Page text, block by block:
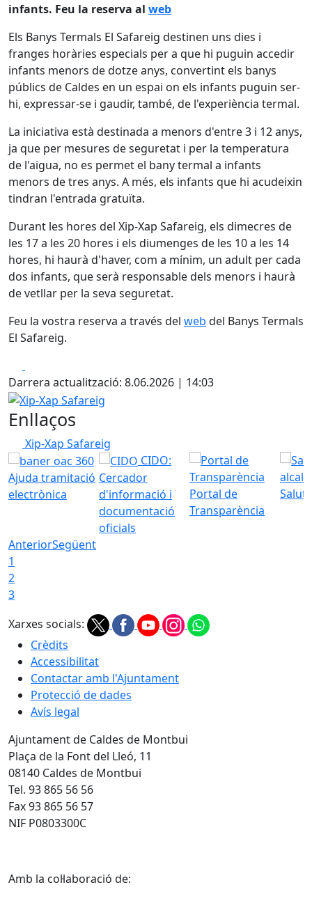
infants. Feu la reserva al web
Els Banys Termals El Safareig destinen uns dies i
franges horàries especials per a que hi puguin accedir
infants menors de dotze anys, convertint els banys
públics de Caldes en un espai on els infants puguin ser-
hi, expressar-se i gaudir, també, de l'experiència termal.
La iniciativa està destinada a menors d'entre 3 i 12 anys,
ja que per mesures de seguretat i per la temperatura
de l'aigua, no es permet el bany termal a infants
menors de tres anys. A més, els infants que hi acudeixin
tindran l'entrada gratuïta.
Durant les hores del Xip-Xap Safareig, els dimecres de
les 17 a les 20 hores i els diumenges de les 10 a les 14
hores, hi haurà d'haver, com a mínim, un adult per cada
dos infants, que serà responsable dels menors i haurà
de vetllar per la seva seguretat.
Feu la vostra reserva a través del web del Banys Termals
El Safareig.
Darrera actualització: 8.06.2026 | 14:03
Xip-Xap Safareig
Enllaços
Xip-Xap Safareig
Ajuda tramitació
electrònica
CIDO:
Cercador
d'informació i
documentació
oficials
Portal de
Transparència
AnteriorSegüent
1
2
3
Xarxes socials:
Crèdits
Accessibilitat
Contactar amb l'Ajuntament
Protecció de dades
Avís legal
Ajuntament de Caldes de Montbui
Plaça de la Font del Lleó, 11
08140 Caldes de Montbui
Tel. 93 865 56 56
Fax 93 865 56 57
NIF P0803300C
Amb la col·laboració de: